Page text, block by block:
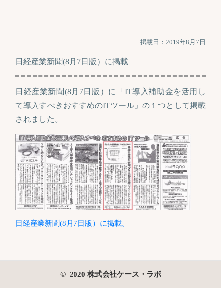
掲載日：2019年8月7日
日経産業新聞(8月7日版）に掲載
日経産業新聞(8月7日版）に「IT導入補助金を活用し
て導入すべきおすすめのITツール」の１つとして掲載
されました。
日経産業新聞(8月7日版）に掲載。
© 2020 株式会社ケース・ラボ